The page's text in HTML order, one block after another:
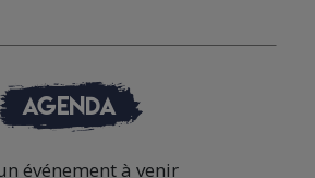
AGENDA
événement à venir